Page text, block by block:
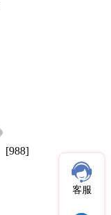
[988]
客服